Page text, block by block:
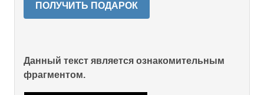
ПОЛУЧИТЬ ПОДАРОК
Данный текст является ознакомительным
фрагментом.